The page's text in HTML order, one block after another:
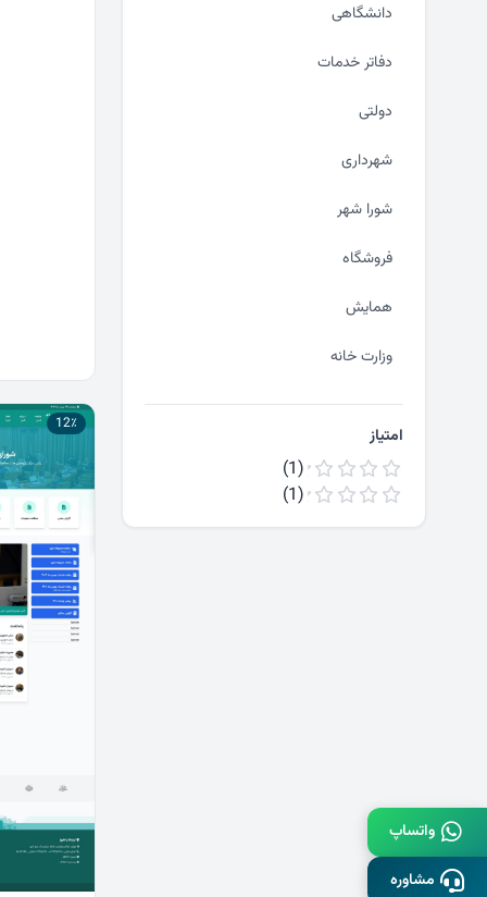
دانشگاهی
دفاتر خدمات
دولتی
شهرداری
شورا شهر
فروشگاه
همایش
وزارت خانه
امتیاز
(1)
(1)
12٪
واتساپ
مشاوره